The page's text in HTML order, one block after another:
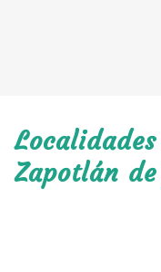
Zapotlán